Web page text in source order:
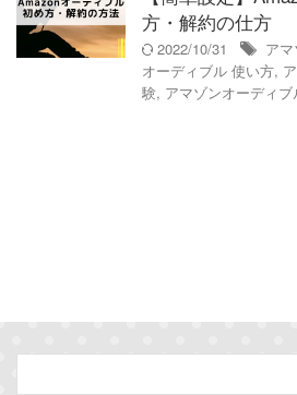
方・解約の仕方
2022/10/31 ア
オーディブル 使い方,
験, アマゾンオーディブ